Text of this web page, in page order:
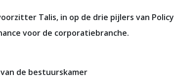
Talis, in op de drie pijlers van
voor de corporatiebranche.
de bestuurskamer